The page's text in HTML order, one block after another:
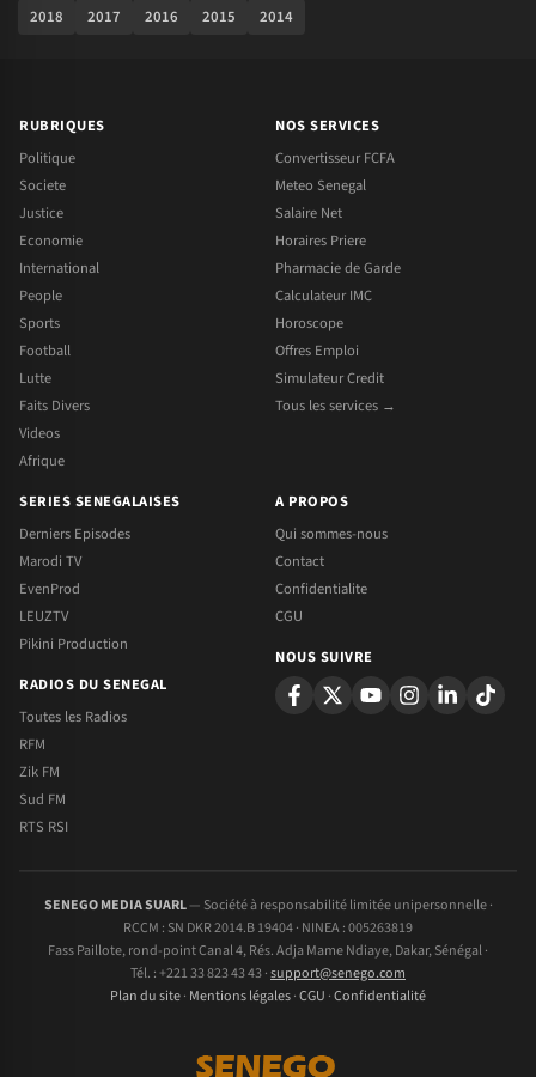
2018
2017 2016 2015 2014
RUBRIQUES
Politique
Societe
Justice
Economie
International
People
Sports
Football
Lutte
Faits Divers
Videos
Afrique
NOS SERVICES
Convertisseur FCFA
Meteo Senegal
Salaire Net
Horaires Priere
Pharmacie de Garde
Calculateur IMC
Horoscope
Offres Emploi
Simulateur Credit
Tous les services →
SERIES SENEGALAISES
Derniers Episodes
Marodi TV
EvenProd
LEUZTV
Pikini Production
RADIOS DU SENEGAL
Toutes les Radios
RFM
Zik FM
Sud FM
RTS RSI
A PROPOS
Qui sommes-nous
Contact
Confidentialite
CGU
NOUS SUIVRE
SENEGO MEDIA SUARL— Société à responsabilité limitée unipersonnelle ·
RCCM : SN DKR 2014.B 19404 · NINEA : 005263819
Fass Paillote, rond-point Canal 4, Rés. Adja Mame Ndiaye, Dakar, Sénégal ·
Tél. : +221 33 823 43 43 ·support@senego.com
Plan du site· Mentions légales·CGU ·Confidentialité